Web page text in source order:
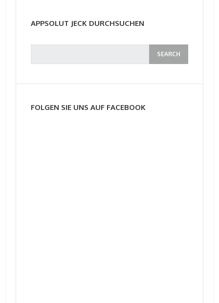
APPSOLUT JECK DURCHSUCHEN
FOLGEN SIE UNS AUF FACEBOOK